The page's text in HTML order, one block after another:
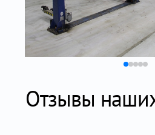
Отзывы